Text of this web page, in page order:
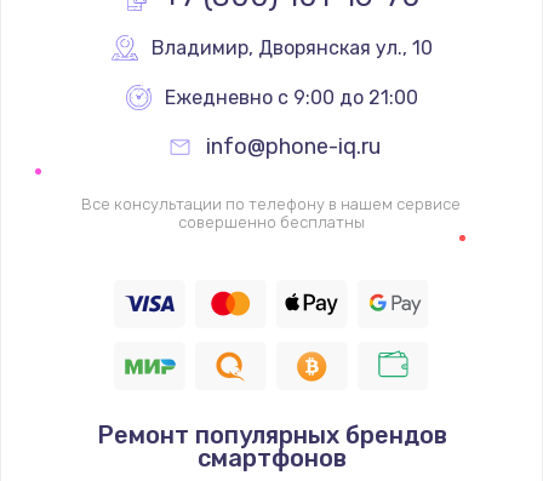
Заказать
Ремонт цепей питания
2500 руб.
750 руб.
Заказать
Установка драйверов
725 руб.
Заказать
Владимир, Дворянская ул., 10
Ежедневно с 9:00 до 21:00
info@phone-iq.ru
Все консультации по телефону в нашем сервисе
совершенно бесплатны
Ремонт популярных брендов
смартфонов